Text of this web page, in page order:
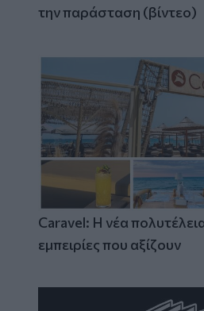
την παράσταση (βίντεο)
Caravel: Η νέα
εμπειρίες που αξίζουν